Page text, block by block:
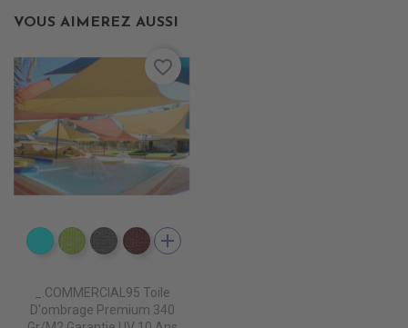
VOUS AIMEREZ AUSSI
PS2050 CIEL
PS2110 SO GREEN
PS2030 STONE
PS2080 LIE DE VIN
add
_.COMMERCIAL95 Toile
D'ombrage Premium 340
favorite_border